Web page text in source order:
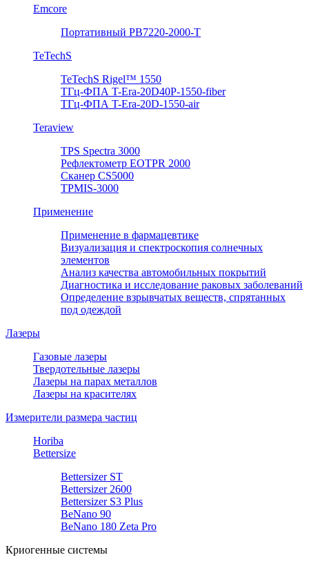
Emcore
Портативный PB7220-2000-T
TeTechS
TeTechS Rigel™ 1550
ТГц-ФПА T-Era-20D40P-1550-fiber
ТГц-ФПА T-Era-20D-1550-air
Teraview
TPS Spectra 3000
Рефлектометр EOTPR 2000
Сканер CS5000
TPMIS-3000
Применение
Применение в фармацевтике
Визуализация и спектроскопия солнечных
элементов
Анализ качества автомобильных покрытий
Диагностика и исследование раковых заболеваний
Определение взрывчатых веществ, спрятанных
под одеждой
Лазеры
Газовые лазеры
Твердотельные лазеры
Лазеры на парах металлов
Лазеры на красителях
Измерители размера частиц
Horiba
Bettersize
Bettersizer ST
Bettersizer 2600
Bettersizer S3 Plus
BeNano 90
BeNano 180 Zeta Pro
Криогенные системы